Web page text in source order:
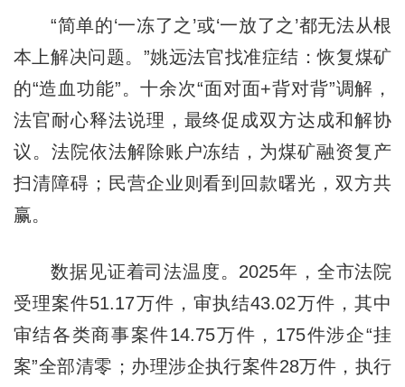
“简单的‘一冻了之’或‘一放了之’都无法从根
本上解决问题。”姚远法官找准症结：恢复煤矿
的“造血功能”。十余次“面对面+背对背”调解，
法官耐心释法说理，最终促成双方达成和解协
议。法院依法解除账户冻结，为煤矿融资复产
扫清障碍；民营企业则看到回款曙光，双方共
赢。
数据见证着司法温度。2025年，全市法院
受理案件51.17万件，审执结43.02万件，其中
审结各类商事案件14.75万件，175件涉企“挂
案”全部清零；办理涉企执行案件28万件，执行